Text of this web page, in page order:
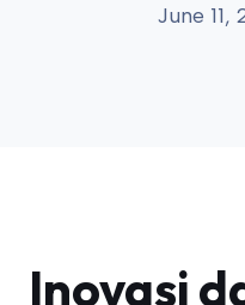
June 11,
Inovasi